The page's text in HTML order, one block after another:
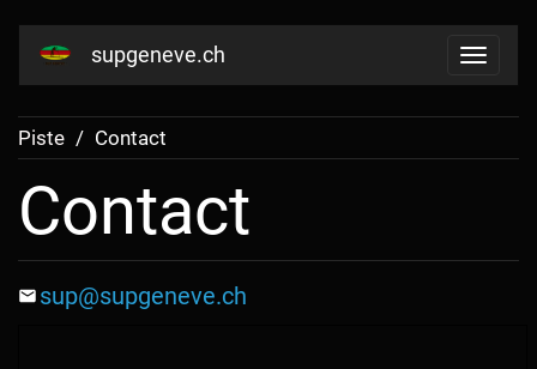
supgeneve.ch
Piste Contact
Contact
sup@supgeneve.ch